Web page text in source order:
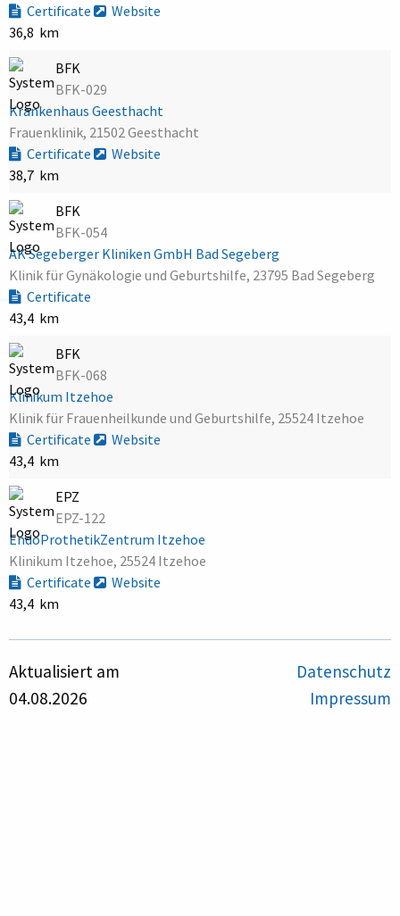
Certificate
Website
36,8 km
BFK
BFK-029
Krankenhaus Geesthacht
Frauenklinik, 21502 Geesthacht
Certificate
Website
38,7 km
BFK
BFK-054
AK Segeberger Kliniken GmbH Bad Segeberg
Klinik für Gynäkologie und Geburtshilfe, 23795 Bad Segeberg
Certificate
43,4 km
BFK
BFK-068
Klinikum Itzehoe
Klinik für Frauenheilkunde und Geburtshilfe, 25524 Itzehoe
Certificate
Website
43,4 km
EPZ
EPZ-122
EndoProthetikZentrum Itzehoe
Klinikum Itzehoe, 25524 Itzehoe
Certificate
Website
43,4 km
Aktualisiert am
04.08.2026
Datenschutz
Impressum